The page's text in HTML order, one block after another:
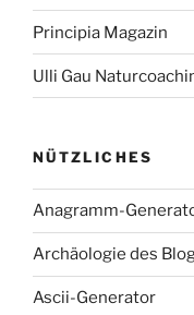
Principia Magazin
Ulli Gau
NÜTZLICHES
Anagramm-
Archäologie des
Ascii-Generator